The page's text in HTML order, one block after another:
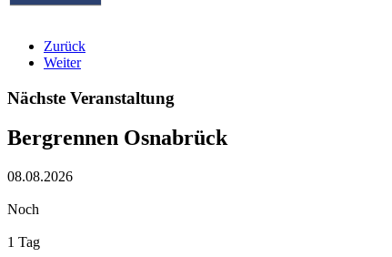
Zurück
Weiter
Nächste Veranstaltung
Bergrennen Osnabrück
08.08.2026
Noch
1 Tag